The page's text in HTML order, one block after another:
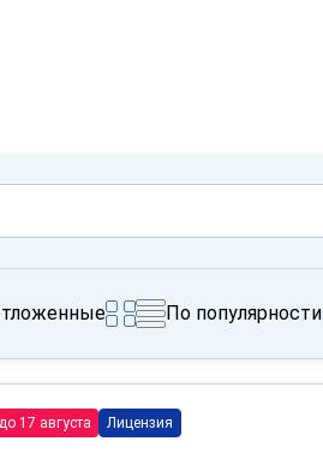
По популярности
17 августа Лицензия